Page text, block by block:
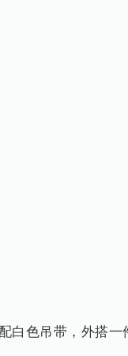
白色吊带，外搭